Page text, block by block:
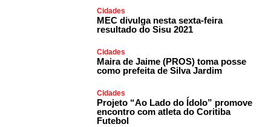
Cidades
MEC divulga nesta sexta-feira
resultado do Sisu 2021
Cidades
Maira de Jaime (PROS) toma posse
como prefeita de Silva Jardim
Cidades
Projeto “Ao Lado do Ídolo” promove
encontro com atleta do Coritiba
Futebol